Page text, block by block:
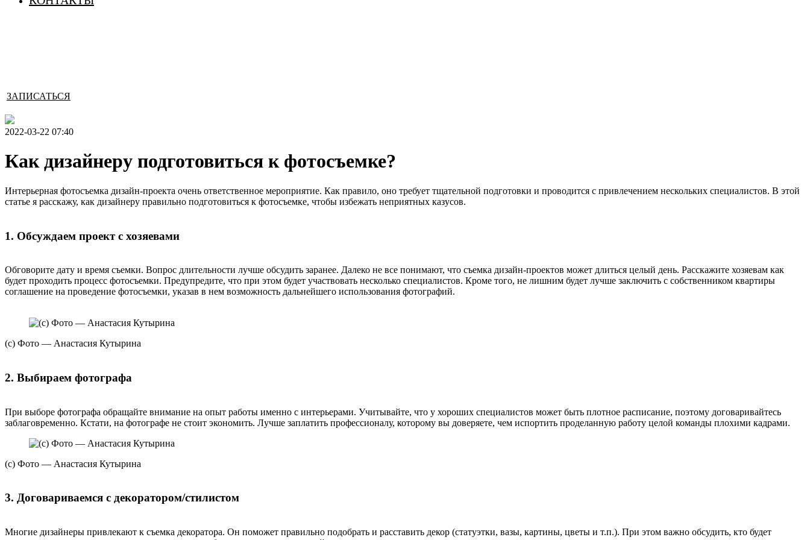
ЗАПИСАТЬСЯ
2022-03-22 07:40
Как дизайнеру подготовиться к фотосъемке?
Интерьерная фотосъемка дизайн-проекта очень ответственное мероприятие. Как правило, оно требует тщательной подготовки и проводится с привлечением нескольких специалистов. В этой
статье я расскажу, как дизайнеру правильно подготовиться к фотосъемке, чтобы избежать неприятных казусов.
1. Обсуждаем проект с хозяевами
Обговорите дату и время съемки. Вопрос длительности лучше обсудить заранее. Далеко не все понимают, что съемка дизайн-проектов может длиться целый день. Расскажите хозяевам как
будет проходить процесс фотосъемки. Предупредите, что при этом будет участвовать несколько специалистов. Кроме того, не лишним будет лучше заключить с собственником квартиры
соглашение на проведение фотосъемки, указав в нем возможность дальнейшего использования фотографий.
(с) Фото — Анастасия Кутырина
2. Выбираем фотографа
При выборе фотографа обращайте внимание на опыт работы именно с интерьерами. Учитывайте, что у хороших специалистов может быть плотное расписание, поэтому договаривайтесь
заблаговременно. Кстати, на фотографе не стоит экономить. Лучше заплатить профессионалу, которому вы доверяете, чем испортить проделанную работу целой команды плохими кадрами.
(с) Фото — Анастасия Кутырина
3. Договариваемся с декоратором/стилистом
Многие дизайнеры привлекают к съемка декоратора. Он поможет правильно подобрать и расставить декор (статуэтки, вазы, картины, цветы и т.п.). При этом важно обсудить, кто будет